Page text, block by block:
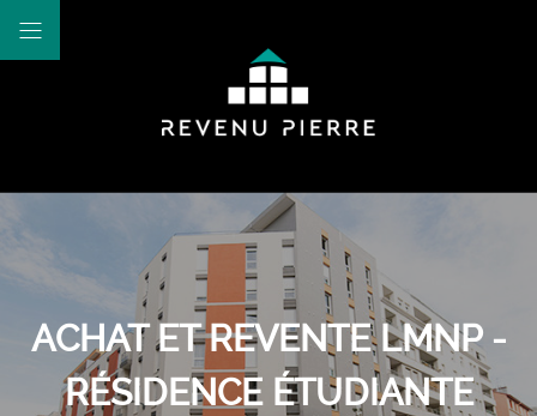
ACHAT ET REVENTE LMNP -
RÉSIDENCE ÉTUDIANTE